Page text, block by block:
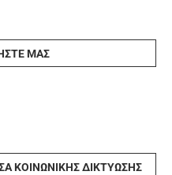
ΜΑΣ
ΚΟΙΝΩΝΙΚΉΣ ΔΙΚΤΎΩΣΗΣ